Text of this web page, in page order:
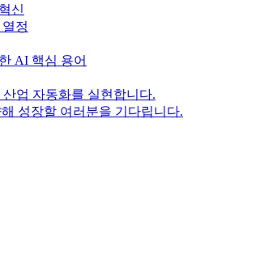
신
정
AI 핵심 용어
업 자동화를 실현합니다.
성장할 여러분을 기다립니다.